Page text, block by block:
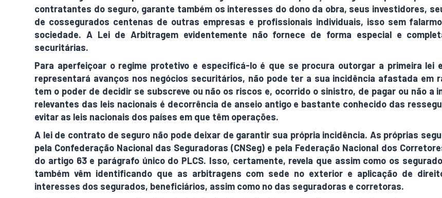
contratantes do seguro, garante também os interesses do dono da obra, seus investidores,
de cossegurados centenas de outras empresas e profissionais individuais, isso sem
sociedade. A Lei de Arbitragem evidentemente não fornece de forma especial e
securitárias.
Para aperfeiçoar o regime protetivo e especificá-lo é que se procura outorgar a primeira
representará avanços nos negócios securitários, não pode ter a sua incidência afastada em
tem o poder de decidir se subscreve ou não os riscos e, ocorrido o sinistro, de pagar ou não
relevantes das leis nacionais é decorrência de anseio antigo e bastante conhecido das
evitar as leis nacionais dos países em que têm operações.
A lei de contrato de seguro não pode deixar de garantir sua própria incidência. As próprias
pela Confederação Nacional das Seguradoras (CNSeg) e pela Federação Nacional dos
do artigo 63 e parágrafo único do PLCS. Isso, certamente, revela que assim como os
também vêm identificando que as arbitragens com sede no exterior e aplicação de
interesses dos segurados, beneficiários, assim como no das seguradoras e corretoras.